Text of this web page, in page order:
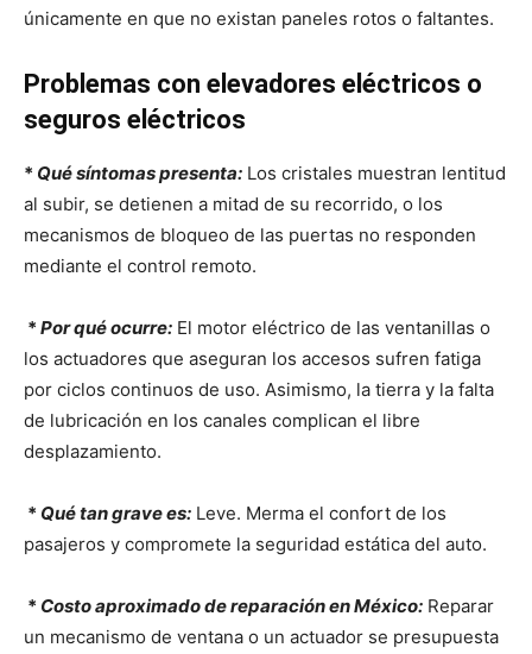
únicamente en que no existan paneles rotos o faltantes.
Problemas con elevadores eléctricos o
seguros eléctricos
* Qué síntomas presenta: Los cristales muestran lentitud
al subir, se detienen a mitad de su recorrido, o los
mecanismos de bloqueo de las puertas no responden
mediante el control remoto.
* Por qué ocurre: El motor eléctrico de las ventanillas o
los actuadores que aseguran los accesos sufren fatiga
por ciclos continuos de uso. Asimismo, la tierra y la falta
de lubricación en los canales complican el libre
desplazamiento.
* Qué tan grave es: Leve. Merma el confort de los
pasajeros y compromete la seguridad estática del auto.
* Costo aproximado de reparación en México: Reparar
un mecanismo de ventana o un actuador se presupuesta